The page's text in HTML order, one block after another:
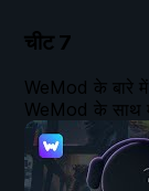
चीट 7
WeMod के बारे में
WeMod के साथ